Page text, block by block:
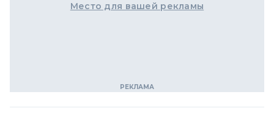
Место для вашей рекламы